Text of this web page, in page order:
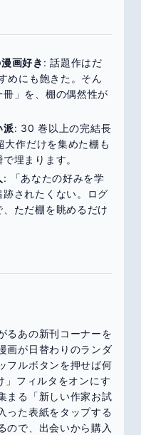
画好き : 話題作はだ
めにも飽きた。そん
」を、棚の偶然性が
派: 30 巻以上の完結長
作だけを集めた棚も
埋まります。
: 「あなたの好みを学
されたくない。ログ
ただ棚を眺めるだけ
るあの新刊コーナーを
画が日替わりのランダ
フルボタンを押せば何
」フィルタをオンにす
まる「新しい作家お試
った表紙をタップする
ので、出会いから購入